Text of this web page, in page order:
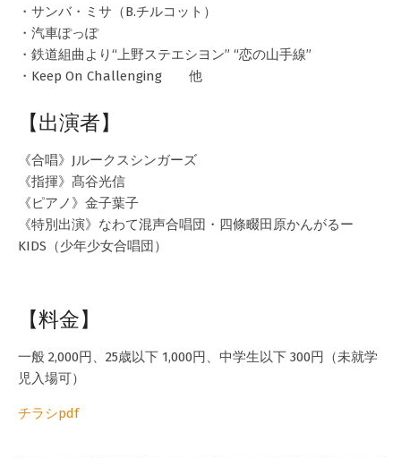
・サンバ・ミサ（B.チルコット）
・汽車ぽっぽ
・鉄道組曲より“上野ステエシヨン” “恋の山手線”
・Keep On Challenging 他
【出演者】
《合唱》Jルークスシンガーズ
《指揮》髙谷光信
《ピアノ》金子葉子
《特別出演》なわて混声合唱団・四條畷田原かんがるー
KIDS（少年少女合唱団）
【料金】
一般 2,000円、25歳以下 1,000円、中学生以下 300円（未就学
児入場可）
チラシpdf